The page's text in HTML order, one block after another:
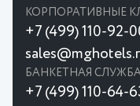
КОРПОРАТИВНЫЕ
+7 (499) 110-92-
БАНКЕТНАЯ СЛУЖБА
+7 (499) 110-64-